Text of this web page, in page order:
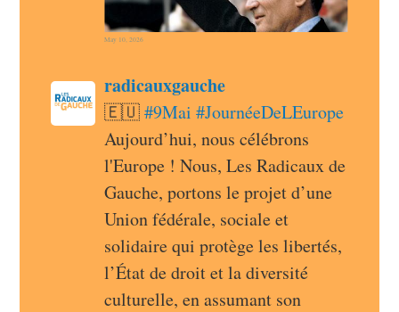
May 10, 2026
radicauxgauche avatar
radicauxgauchepost
🇪🇺 #9Mai #JournéeDeLEurope
Aujourd’hui, nous célébrons
l'Europe ! Nous, Les Radicaux de
Gauche, portons le projet d’une
Union fédérale, sociale et
solidaire qui protège les libertés,
l’État de droit et la diversité
culturelle, en assumant son